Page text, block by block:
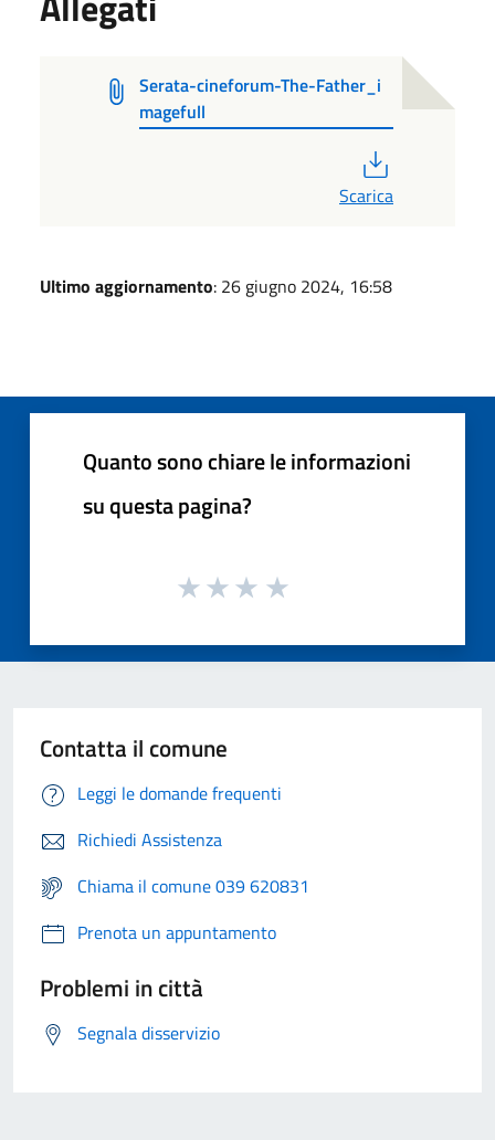
Serata-cineforum-The-Father_i
magefull
Scarica
Ultimo aggiornamento: 26 giugno 2024, 16:58
Quanto sono chiare le informazioni
su questa pagina?
Contatta il comune
Leggi le domande frequenti
Richiedi Assistenza
Chiama il comune 039 620831
Prenota un appuntamento
Problemi in città
Segnala disservizio